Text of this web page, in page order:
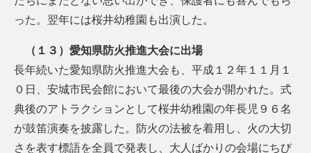
った。翌年には桜井幼稚園も出演した。
（１３）愛知県防火推進大会に出場
長年続いた愛知県防火推進大会も、平成１２年１１月１
０日、安城市民会館において最後の大会が開かれた。式
典後のアトラクションとして桜井幼稚園の年長児９６名
が鼓笛演奏を披露した。防火の法被を着用し、火の大切
さを表す標語を全員で発表し、大人ばかりの会場にちび